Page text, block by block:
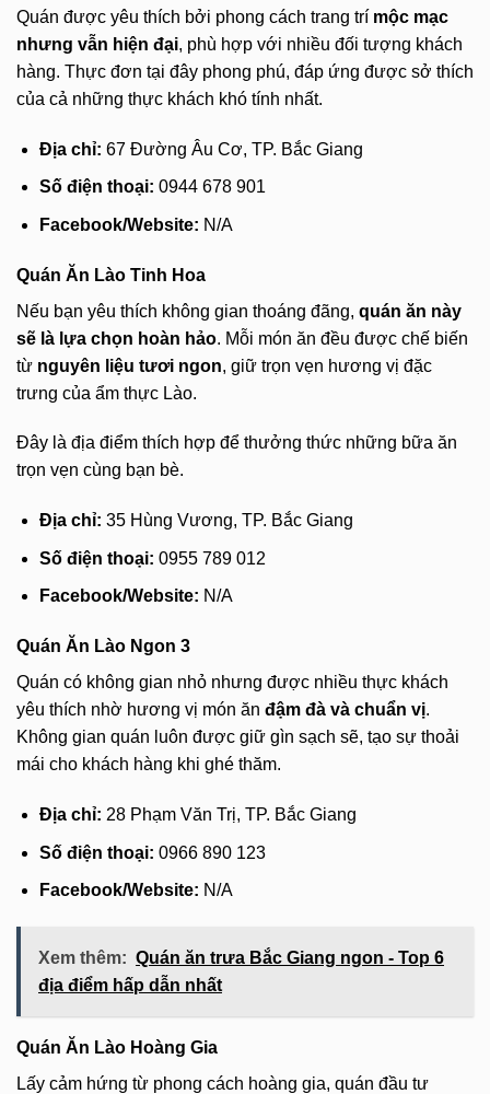
Quán được yêu thích bởi phong cách trang trí mộc mạc
nhưng vẫn hiện đại, phù hợp với nhiều đối tượng khách
hàng. Thực đơn tại đây phong phú, đáp ứng được sở thích
của cả những thực khách khó tính nhất.
Địa chỉ: 67 Đường Âu Cơ, TP. Bắc Giang
Số điện thoại: 0944 678 901
Facebook/Website: N/A
Quán Ăn Lào Tinh Hoa
Nếu bạn yêu thích không gian thoáng đãng, quán ăn này
sẽ là lựa chọn hoàn hảo. Mỗi món ăn đều được chế biến
từ nguyên liệu tươi ngon, giữ trọn vẹn hương vị đặc
trưng của ẩm thực Lào.
Đây là địa điểm thích hợp để thưởng thức những bữa ăn
trọn vẹn cùng bạn bè.
Địa chỉ: 35 Hùng Vương, TP. Bắc Giang
Số điện thoại: 0955 789 012
Facebook/Website: N/A
Quán Ăn Lào Ngon 3
Quán có không gian nhỏ nhưng được nhiều thực khách
yêu thích nhờ hương vị món ăn đậm đà và chuẩn vị.
Không gian quán luôn được giữ gìn sạch sẽ, tạo sự thoải
mái cho khách hàng khi ghé thăm.
Địa chỉ: 28 Phạm Văn Trị, TP. Bắc Giang
Số điện thoại: 0966 890 123
Facebook/Website: N/A
Xem thêm: Quán ăn trưa Bắc Giang ngon - Top 6
địa điểm hấp dẫn nhất
Quán Ăn Lào Hoàng Gia
Lấy cảm hứng từ phong cách hoàng gia, quán đầu tư